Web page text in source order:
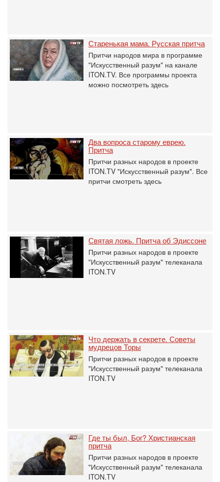
Старенькая мама. Русская притча
Притчи народов мира в программе
"Искусственный разум" на канале
ITON.TV. Все программы проекта
можно посмотреть здесь
Два вопроса старому еврею.
Притча
Притчи разных народов в проекте
ITON.TV "Искусственный разум". Все
притчи смотреть здесь
Святая ложь. Притча об Эдиссоне
Притчи разных народов в проекте
"Искусственный разум" телеканала
ITON.TV
Что держать в секрете. Советы
мудрецов Торы
Притчи разных народов в проекте
"Искусственный разум" телеканала
ITON.TV
Где ты был, Бог? Христианская
притча
Притчи разных народов в проекте
"Искусственный разум" телеканала
ITON.TV